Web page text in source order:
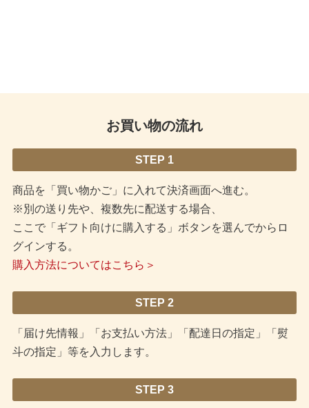
お買い物の流れ
STEP 1
商品を「買い物かご」に入れて決済画面へ進む。
※別の送り先や、複数先に配送する場合、
ここで「ギフト向けに購入する」ボタンを選んでからロ
グインする。
購入方法についてはこちら＞
STEP 2
「届け先情報」「お支払い方法」「配達日の指定」「熨
斗の指定」等を入力します。
STEP 3